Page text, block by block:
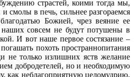
страстей, коими тогда мы,
смолы в печь, сильнее разгораемся
Божией, чрез веяние ее
наших совсем не будут потушены в
И вот наше первое состязание –
похоть пространнопитания
не только излишних яств желание
добродетелей, но и необходимую
как неблагоприятную целомудрию,